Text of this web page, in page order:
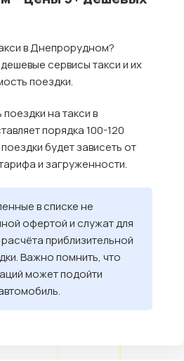
в Днепрорудном?
сервисы такси и их
поездки.
на такси в
порядка 100-120
будет зависеть от
и загруженности.
в списке не
офертой и служат для
приблизительной
Важно помнить, что
может подойти